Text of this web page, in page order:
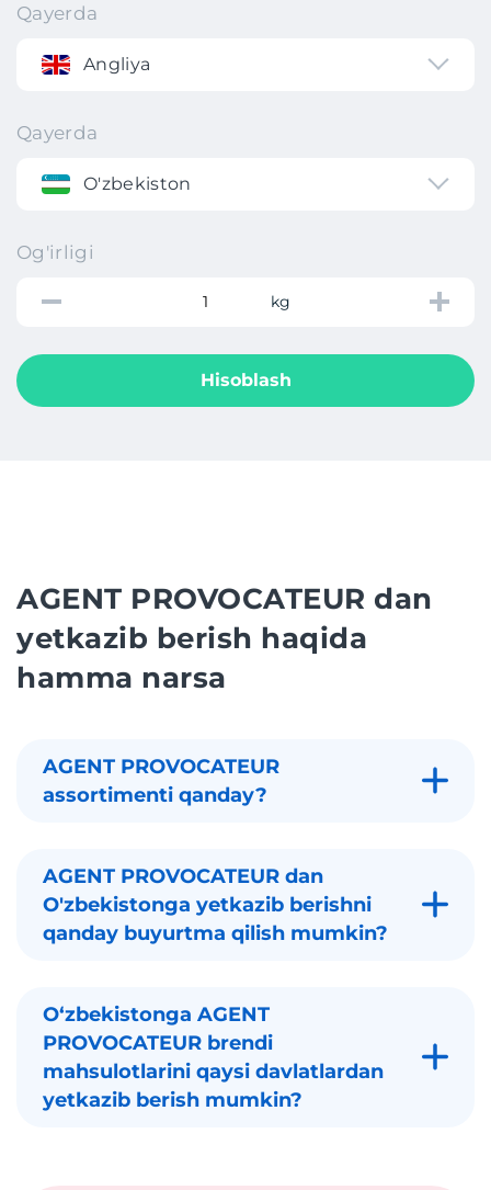
Qayerda
Angliya
Qayerda
O'zbekiston
Og'irligi
kg
Hisoblash
AGENT PROVOCATEUR dan
yetkazib berish haqida
hamma narsa
AGENT PROVOCATEUR
assortimenti qanday?
AGENT PROVOCATEUR dan
O'zbekistonga yetkazib berishni
qanday buyurtma qilish mumkin?
Oʻzbekistonga AGENT
PROVOCATEUR brendi
mahsulotlarini qaysi davlatlardan
yetkazib berish mumkin?